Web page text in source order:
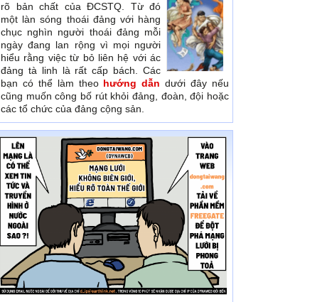
rõ bản chất của ĐCSTQ. Từ đó
một làn sóng thoái đảng với hàng
chục nghìn người thoái đảng mỗi
ngày đang lan rộng vì mọi người
hiểu rằng việc từ bỏ liên hệ với ác
đảng tà linh là rất cấp bách. Các
bạn có thể làm theo hướng dẫn dưới đây nếu
cũng muốn công bố rút khỏi đảng, đoàn, đội hoặc
các tổ chức của đảng cộng sản.